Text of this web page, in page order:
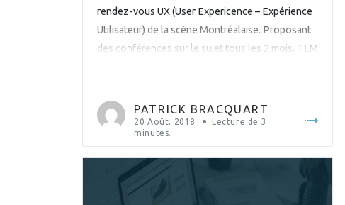
rendez-vous UX (User Expericence – Expérience
Utilisateur) de la scène Montréalaise. Proposant
des conférences sur le sujet tous les 2 mois, TLM
domaine de l’expérience utilisateur. Ayant comme
partenaires des grands noms d’agence de […]
PATRICK BRACQUART
20 Août. 2018 Lecture de 3
minutes.